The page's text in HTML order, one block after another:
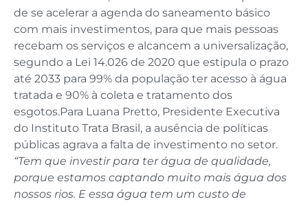
de se acelerar a agenda do saneamento básico
com mais investimentos, para que mais pessoas
recebam os serviços e alcancem a universalização,
segundo a Lei 14.026 de 2020 que estipula o prazo
até 2033 para 99% da população ter acesso à água
tratada e 90% à coleta e tratamento dos
esgotos.Para Luana Pretto, Presidente Executiva
do Instituto Trata Brasil, a ausência de políticas
públicas agrava a falta de investimento no setor.
“Tem que investir para ter água de qualidade,
porque estamos captando muito mais água dos
nossos rios. E essa água tem um custo de